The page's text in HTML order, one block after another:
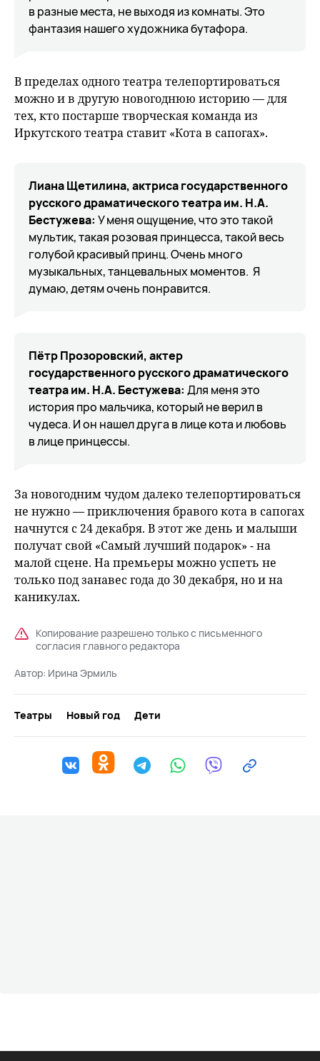
в разные места, не выходя из комнаты. Это
фантазия нашего художника бутафора.
В пределах одного театра телепортироваться
можно и в другую новогоднюю историю — для
тех, кто постарше творческая команда из
Иркутского театра ставит «Кота в сапогах».
Лиана Щетилина, актриса государственного
русского драматического театра им. Н.А.
Бестужева: У меня ощущение, что это такой
мультик, такая розовая принцесса, такой весь
голубой красивый принц. Очень много
музыкальных, танцевальных моментов. Я
думаю, детям очень понравится.
Пётр Прозоровский, актер
государственного русского драматического
театра им. Н.А. Бестужева: Для меня это
история про мальчика, который не верил в
чудеса. И он нашел друга в лице кота и любовь
в лице принцессы.
За новогодним чудом далеко телепортироваться
не нужно — приключения бравого кота в сапогах
начнутся с 24 декабря. В этот же день и малыши
получат свой «Самый лучший подарок» - на
малой сцене. На премьеры можно успеть не
только под занавес года до 30 декабря, но и на
каникулах.
Копирование разрешено только с письменного
согласия главного редактора
Автор: Ирина Эрмиль
Театры Новый год Дети